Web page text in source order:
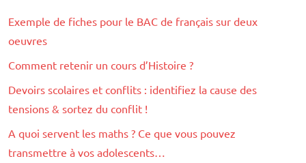
Exemple de fiches pour le BAC de français sur deux
oeuvres
Comment retenir un cours d’Histoire ?
Devoirs scolaires et conflits : identifiez la cause des
tensions & sortez du conflit !
A quoi servent les maths ? Ce que vous pouvez
transmettre à vos adolescents…